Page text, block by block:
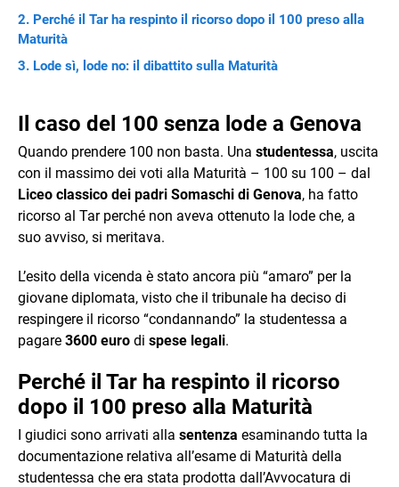
Perché il Tar ha respinto il ricorso dopo il 100 preso alla
Maturità
Lode sì, lode no: il dibattito sulla Maturità
Il caso del 100 senza lode a Genova
Quando prendere 100 non basta. Una studentessa, uscita
con il massimo dei voti alla Maturità – 100 su 100 – dal
Liceo classico dei padri Somaschi di Genova, ha fatto
ricorso al Tar perché non aveva ottenuto la lode che, a
suo avviso, si meritava.
L’esito della vicenda è stato ancora più “amaro” per la
giovane diplomata, visto che il tribunale ha deciso di
respingere il ricorso “condannando” la studentessa a
pagare 3600 euro di spese legali.
Perché il Tar ha respinto il ricorso
dopo il 100 preso alla Maturità
I giudici sono arrivati alla sentenza esaminando tutta la
documentazione relativa all’esame di Maturità della
studentessa che era stata prodotta dall’Avvocatura di